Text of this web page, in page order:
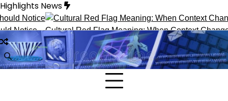
Skip
to
content
Highlights News
Notice Cultural Red Flag Meaning: When Context